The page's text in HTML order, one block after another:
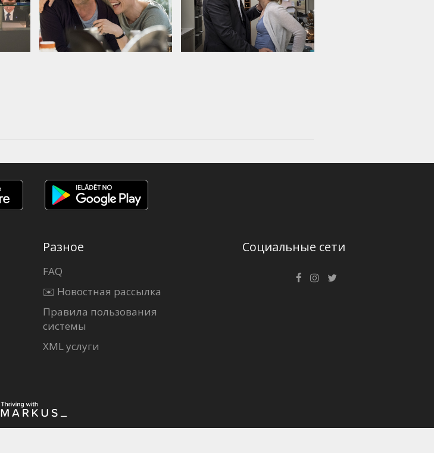
Разное
FAQ
✉️ Новостная рассылка
Правила пользования
системы
XML услуги
Социальные сети